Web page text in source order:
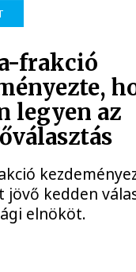
frakció
legyen az
jövő kedden
elnököt.